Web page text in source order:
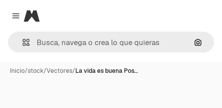
Close menu
Magnific
Inicio/stock/Vectores/La vida es buena Pos…